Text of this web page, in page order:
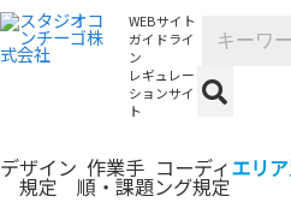
WEBサイト
ガイドライ
ン
レギュレー
ションサイ
ト
デザイン
規定
作業手
順・課題
コーディ
ング規定
エリ